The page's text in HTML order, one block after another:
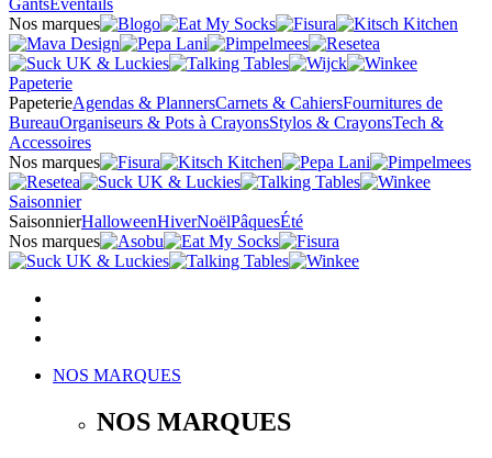
GantsÉventails
Nos marques
Papeterie
PapeterieAgendas & PlannersCarnets & CahiersFournitures de
BureauOrganiseurs & Pots à CrayonsStylos & CrayonsTech &
Accessoires
Nos marques
Saisonnier
SaisonnierHalloweenHiverNoëlPâquesÉté
Nos marques
NOS MARQUES
NOS MARQUES